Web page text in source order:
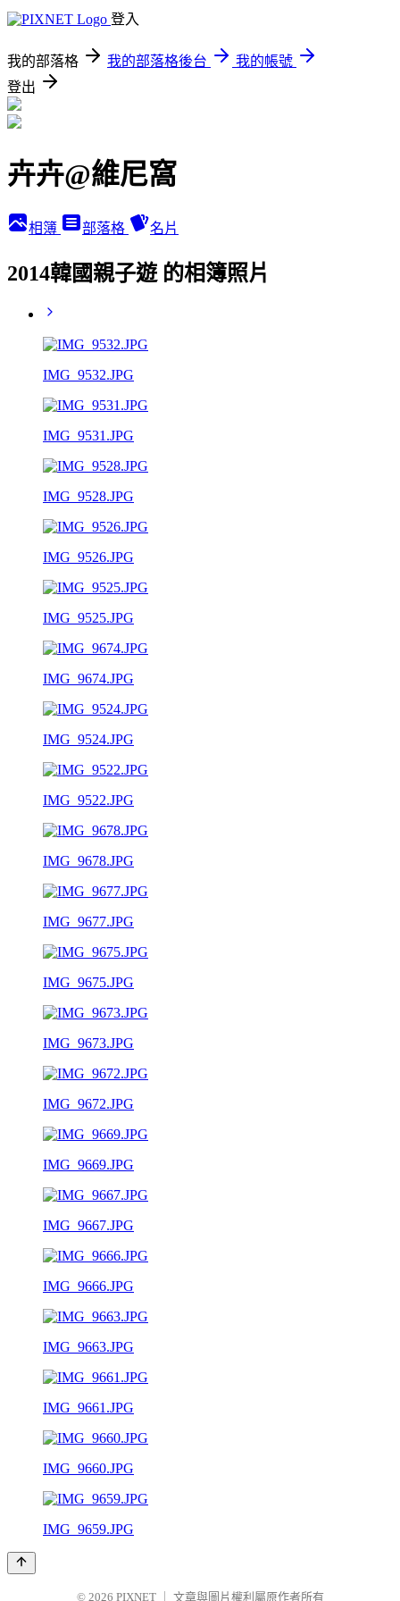
登入
我的部落格 我的部落格後台
我的帳號
登出
卉卉@維尼窩
相簿 部落格 名片
2014韓國親子遊 的相簿照片
IMG_9532.JPG
IMG_9531.JPG
IMG_9528.JPG
IMG_9526.JPG
IMG_9525.JPG
IMG_9674.JPG
IMG_9524.JPG
IMG_9522.JPG
IMG_9678.JPG
IMG_9677.JPG
IMG_9675.JPG
IMG_9673.JPG
IMG_9672.JPG
IMG_9669.JPG
IMG_9667.JPG
IMG_9666.JPG
IMG_9663.JPG
IMG_9661.JPG
IMG_9660.JPG
IMG_9659.JPG
© 2026 PIXNET 文章與圖片權利屬原作者所有